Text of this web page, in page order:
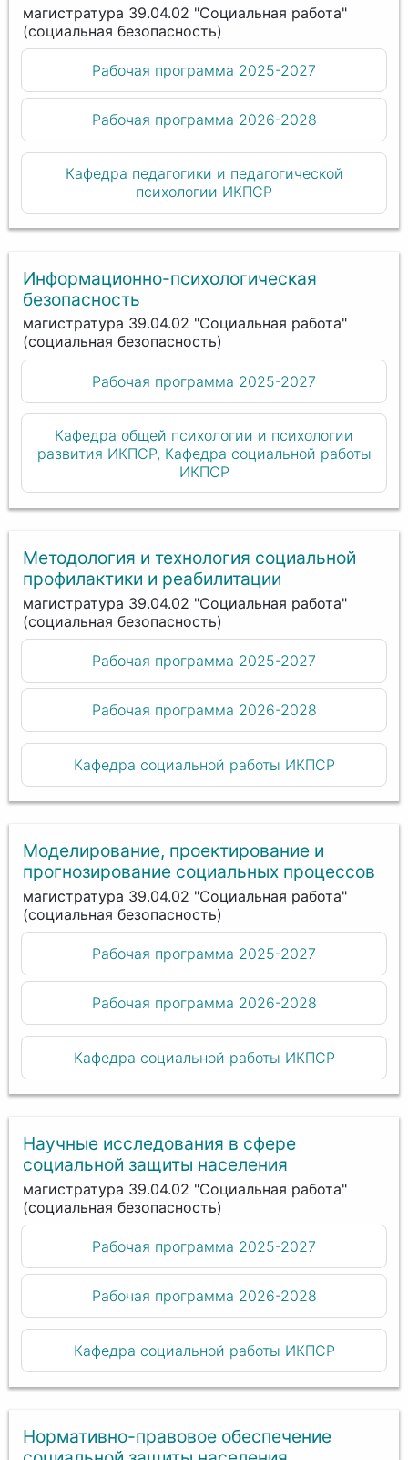
магистратура 39.04.02 "Социальная работа"
(социальная безопасность)
Рабочая программа 2025-2027
Рабочая программа 2026-2028
Кафедра педагогики и педагогической
психологии ИКПСР
Информационно-психологическая
безопасность
магистратура 39.04.02 "Социальная работа"
(социальная безопасность)
Рабочая программа 2025-2027
Кафедра общей психологии и психологии
развития ИКПСР, Кафедра социальной работы
ИКПСР
Методология и технология социальной
профилактики и реабилитации
магистратура 39.04.02 "Социальная работа"
(социальная безопасность)
Рабочая программа 2025-2027
Рабочая программа 2026-2028
Кафедра социальной работы ИКПСР
Моделирование, проектирование и
прогнозирование социальных процессов
магистратура 39.04.02 "Социальная работа"
(социальная безопасность)
Рабочая программа 2025-2027
Рабочая программа 2026-2028
Кафедра социальной работы ИКПСР
Научные исследования в сфере
социальной защиты населения
магистратура 39.04.02 "Социальная работа"
(социальная безопасность)
Рабочая программа 2025-2027
Рабочая программа 2026-2028
Кафедра социальной работы ИКПСР
Нормативно-правовое обеспечение